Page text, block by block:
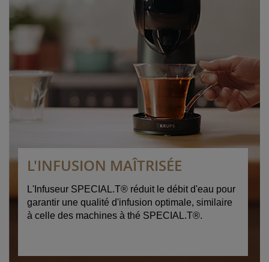
L'INFUSION MAÎTRISÉE
L'Infuseur SPECIAL.T® réduit le débit d'eau pour
garantir une qualité d'infusion optimale, similaire
à celle des machines à thé SPECIAL.T®.